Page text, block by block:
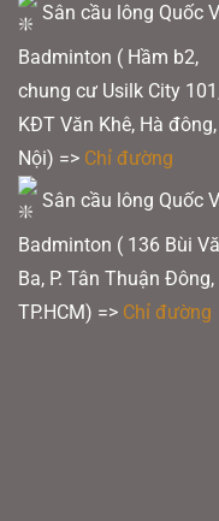
Sân cầu lông Quốc
Badminton ( Hầm b2,
chung cư Usilk City
KĐT Văn Khê, Hà
Nội) => Chỉ đường
Sân cầu lông Quốc
Badminton ( 136 Bùi
Ba, P. Tân Thuận Đông,
TP.HCM) => Chỉ đường